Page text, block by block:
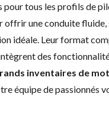
tous les profils de
offrir une conduite
idéale. Leur format
des
inventaires de
équipe de